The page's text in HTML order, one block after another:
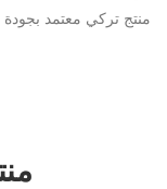
منتج تركي معتمد بجودة